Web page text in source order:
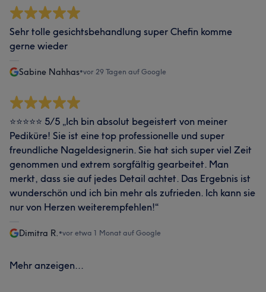
Sehr tolle gesichtsbehandlung super Chefin komme
gerne wieder
Sabine Nahhas•vor 29 Tagen auf Google
⭐⭐⭐⭐⭐ 5/5 „Ich bin absolut begeistert von meiner
Pediküre! Sie ist eine top professionelle und super
freundliche Nageldesignerin. Sie hat sich super viel Zeit
genommen und extrem sorgfältig gearbeitet. Man
merkt, dass sie auf jedes Detail achtet. Das Ergebnis ist
wunderschön und ich bin mehr als zufrieden. Ich kann sie
nur von Herzen weiterempfehlen!“
Dimitra R. •vor etwa 1 Monat auf Google
Mehr anzeigen...